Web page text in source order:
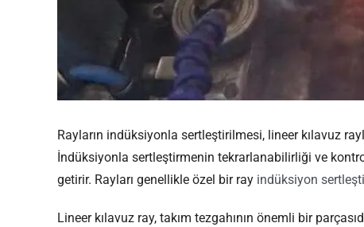
Rayların indüksiyonla sertleştirilmesi, lineer kılavuz
İndüksiyonla sertleştirmenin tekrarlanabilirliği ve
getirir. Rayları genellikle özel bir ray indüksiyon
Lineer kılavuz ray, takım tezgahının önemli bir